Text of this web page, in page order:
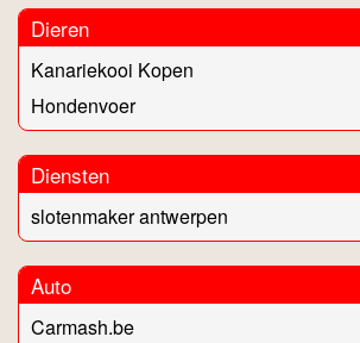
Dieren
Kanariekooi Kopen
Hondenvoer
Diensten
slotenmaker antwerpen
Auto
Carmash.be